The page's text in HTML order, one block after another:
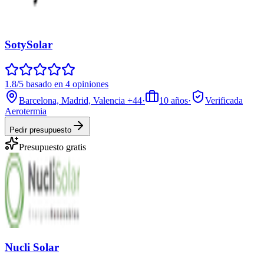
SotySolar
1.8/5 basado en 4 opiniones
Barcelona, Madrid, Valencia +44· 10 años·
Verificada
Aerotermia
Pedir presupuesto
Presupuesto gratis
Nucli Solar